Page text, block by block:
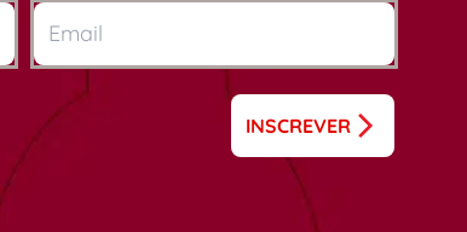
INSCREVER